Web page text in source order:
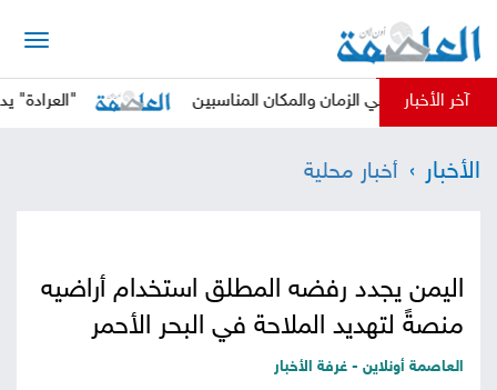
الرئيسية
وتحليلات
آخر الأخبار
في الزمان والمكان المناسبين "العرادة" يدعو
الأخبار أخبار محلية
اليمن يجدد رفضه المطلق استخدام أراضيه
منصةً لتهديد الملاحة في البحر الأحمر
العاصمة أونلاين - غرفة الأخبار